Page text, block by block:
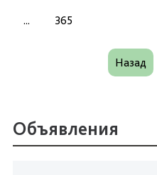
... 365
Назад
Объявления